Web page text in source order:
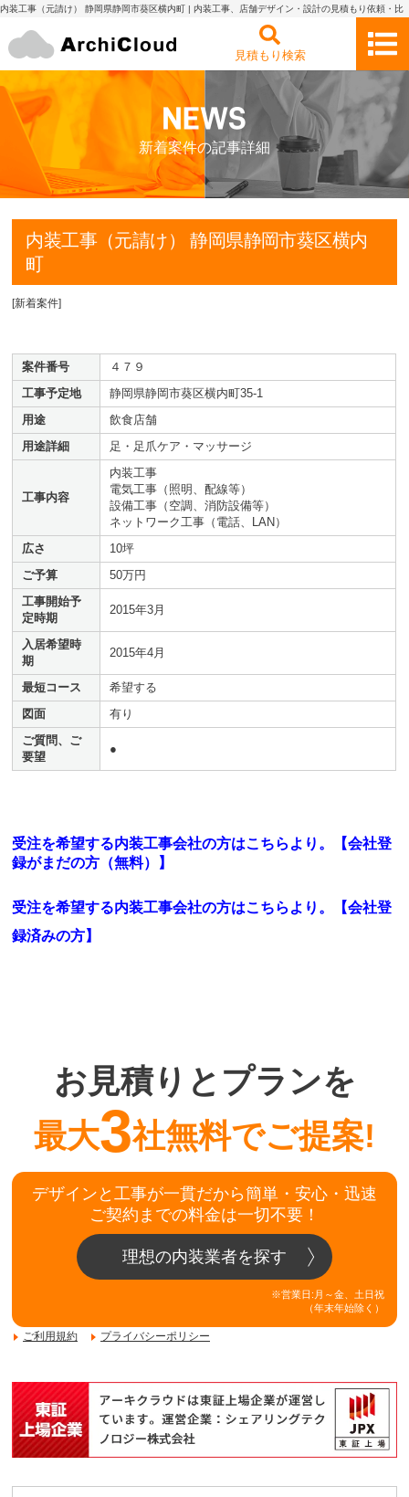
内装工事（元請け） 静岡県静岡市葵区横内町 | 内装工事、店舗デザイン・設計の見積もり依頼・比
見積もり検索
新着案件の記事詳細
内装工事（元請け） 静岡県静岡市葵区横内
町
[新着案件]
案件番号
４７９
工事予定地
静岡県静岡市葵区横内町35-1
用途
飲食店舗
用途詳細
足・足爪ケア・マッサージ
工事内容
内装工事
電気工事（照明、配線等）
設備工事（空調、消防設備等）
ネットワーク工事（電話、LAN）
広さ
10坪
ご予算
50万円
工事開始予
定時期
2015年3月
入居希望時
期
2015年4月
最短コース
希望する
図面
有り
ご質問、ご
要望
●
受注を希望する内装工事会社の方はこちらより。【会社登
録がまだの方（無料）】
受注を希望する内装工事会社の方はこちらより。
【会社登
録済みの方】
お見積りとプランを
最大3社無料でご提案!
デザインと工事が一貫だから簡単・安心・迅速
ご契約までの料金は一切不要！
理想の内装業者を探す
※営業日:月～金、土日祝
（年末年始除く）
ご利用規約 プライバシーポリシー